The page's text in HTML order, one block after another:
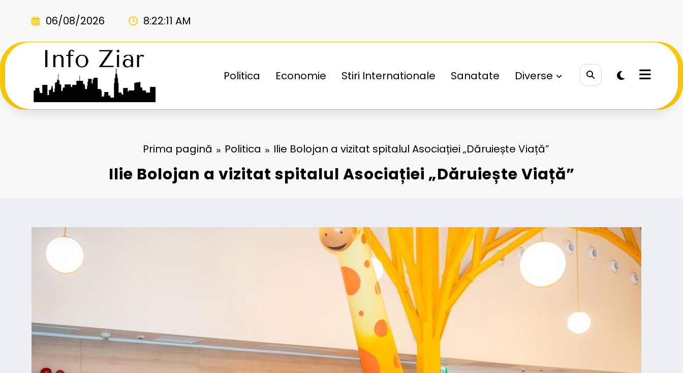
06/08/2026 8:22:12 AM
Politica Economie Stiri Internationale Sanatate Diverse
Prima pagină Politica Ilie Bolojan a vizitat spitalul Asociației „Dăruiește Viață”
Ilie Bolojan a vizitat spitalul Asociației „Dăruiește Viață”